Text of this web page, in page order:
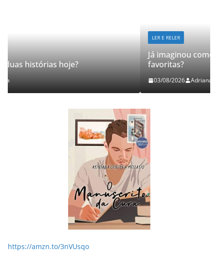
Já imaginou como seria revisitar suas
favoritas?
https://amzn.to/3nVUsqo